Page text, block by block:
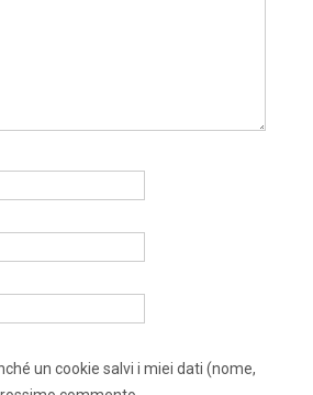
un cookie salvi i miei dati (nome,